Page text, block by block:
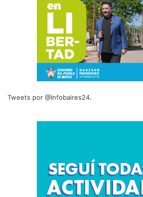
Tweets por @Infobaires24.